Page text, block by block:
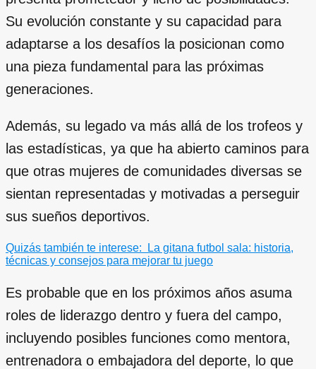
Su evolución constante y su capacidad para
adaptarse a los desafíos la posicionan como
una pieza fundamental para las próximas
generaciones.
Además, su legado va más allá de los trofeos y
las estadísticas, ya que ha abierto caminos para
que otras mujeres de comunidades diversas se
sientan representadas y motivadas a perseguir
sus sueños deportivos.
Quizás también te interese:
La gitana futbol sala: historia,
técnicas y consejos para mejorar tu juego
Es probable que en los próximos años asuma
roles de liderazgo dentro y fuera del campo,
incluyendo posibles funciones como mentora,
entrenadora o embajadora del deporte, lo que